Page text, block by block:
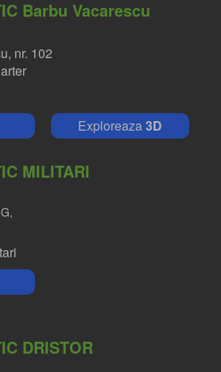
Barbu Vacarescu
nr. 102
Exploreaza3D
MILITARI
DRISTOR